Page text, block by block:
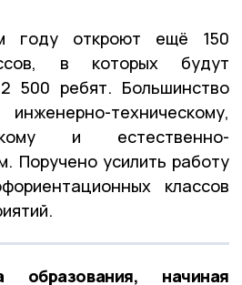
году откроют ещё 150
в которых будут
500 ребят. Большинство
техническому,
и естественно-
Поручено усилить работу
классов
начиная